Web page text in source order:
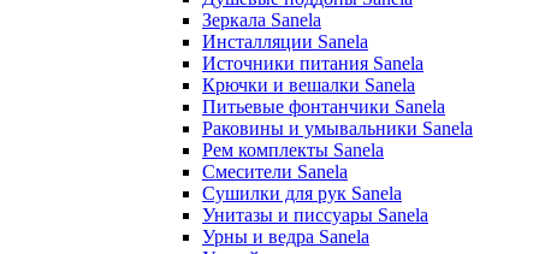
Зеркала Sanela
Инсталляции Sanela
Источники питания Sanela
Крючки и вешалки Sanela
Питьевые фонтанчики Sanela
Раковины и умывальники Sanela
Рем комплекты Sanela
Смесители Sanela
Сушилки для рук Sanela
Унитазы и писсуары Sanela
Урны и ведра Sanela